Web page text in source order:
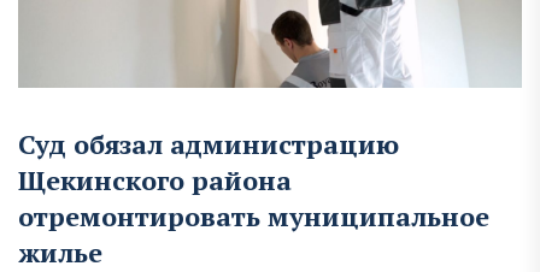
Суд обязал администрацию
Щекинского района
отремонтировать муниципальное
жилье